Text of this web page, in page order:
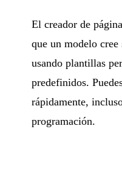
El creador de
que un modelo
usando plantillas
predefinidos.
rápidamente,
programación.